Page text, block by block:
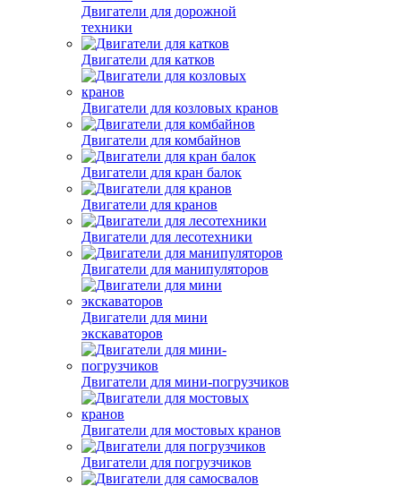
Двигатели для дорожной
техники
Двигатели для катков
Двигатели для козловых кранов
Двигатели для комбайнов
Двигатели для кран балок
Двигатели для кранов
Двигатели для лесотехники
Двигатели для манипуляторов
Двигатели для мини
экскаваторов
Двигатели для мини-погрузчиков
Двигатели для мостовых кранов
Двигатели для погрузчиков